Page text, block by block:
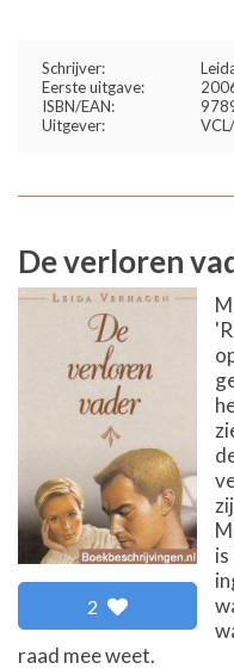
Schrijver:
Eerste uitgave:
ISBN/EAN:
Uitgever:
De verloren
2
raad mee weet.